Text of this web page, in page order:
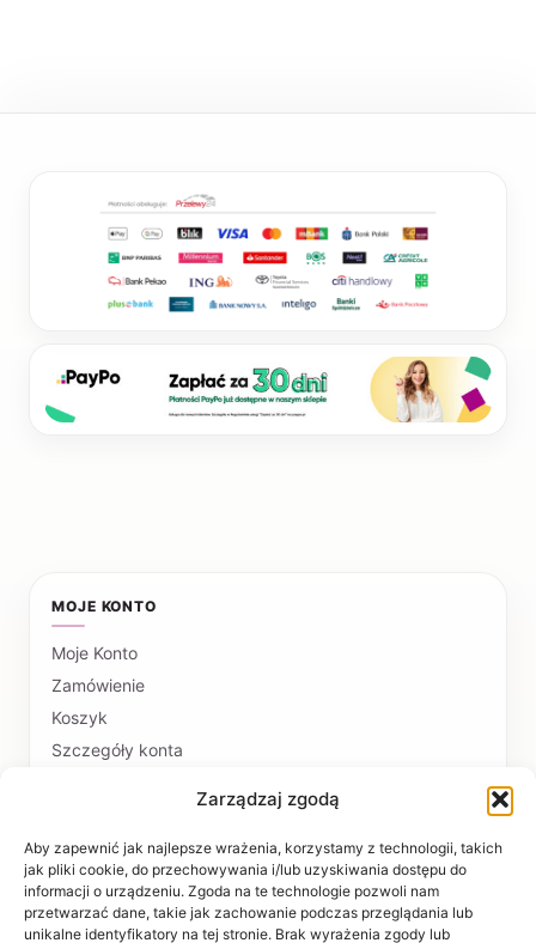
Zarządzaj zgodą
Aby zapewnić jak najlepsze wrażenia, korzystamy z technologii, takich
jak pliki cookie, do przechowywania i/lub uzyskiwania dostępu do
informacji o urządzeniu. Zgoda na te technologie pozwoli nam
przetwarzać dane, takie jak zachowanie podczas przeglądania lub
unikalne identyfikatory na tej stronie. Brak wyrażenia zgody lub
MOJE KONTO
Moje Konto
Zamówienie
Koszyk
Szczegóły konta
PŁATNOŚCI I DOSTAWA
Formy płatności
Czas realizacji i koszty dostawy
INFORMACJE